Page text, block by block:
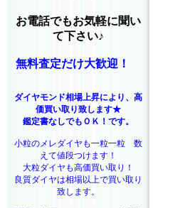
お電話でもお気軽に聞い
て下さい♪
無料査定だけ大歓迎！
ダイヤモンド相場上昇により、高
価買い取り致します★
鑑定書なしでもＯＫ！です。
小粒のメレダイヤも一粒一粒 数
えて値段つけます！
大粒ダイヤも高価買い取り！
良質ダイヤは相場以上で買い取り
致します。